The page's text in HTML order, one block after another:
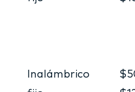
Inalámbrico